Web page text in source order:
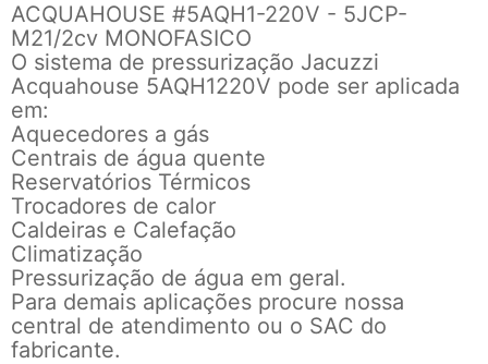
ACQUAHOUSE #5AQH1-220V - 5JCP-
M21/2cv MONOFASICO
O sistema de pressurização Jacuzzi
Acquahouse 5AQH1220V pode ser aplicada
em:
Aquecedores a gás
Centrais de água quente
Reservatórios Térmicos
Trocadores de calor
Caldeiras e Calefação
Climatização
Pressurização de água em geral.
Para demais aplicações procure nossa
central de atendimento ou o SAC do
fabricante.